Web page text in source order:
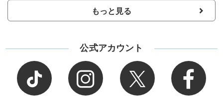
もっと見る
公式アカウント